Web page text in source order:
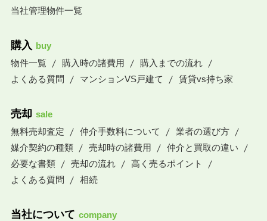
当社管理物件一覧
購入 buy
物件一覧
購入時の諸費用
購入までの流れ
よくある質問
マンションVS戸建て 賃貸vs持ち家
売却 sale
無料売却査定
仲介手数料について
業者の選び方
媒介契約の種類
売却時の諸費用
仲介と買取の違い
必要な書類
売却の流れ
高く売るポイント
よくある質問
相続
当社について company